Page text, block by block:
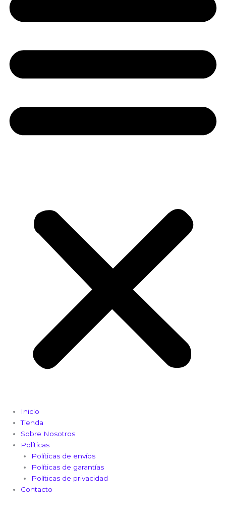
Inicio
Tienda
Sobre Nosotros
Políticas
Políticas de envíos
Políticas de garantías
Políticas de privacidad
Contacto